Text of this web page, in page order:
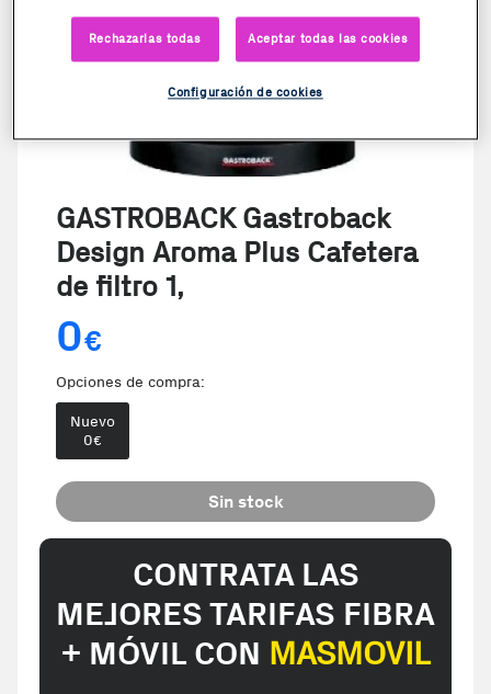
GASTROBACK Gastroback
Design Aroma Plus Cafetera
de filtro 1,
0€
Opciones de compra:
Nuevo
0€
Sin stock
CONTRATA LAS
MEJORES TARIFAS FIBRA
+ MÓVIL CON MASMOVIL
Rechazarlas todas Aceptar todas las cookies
Configuración de cookies